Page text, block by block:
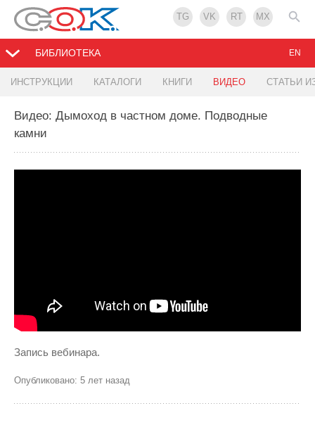
TG VK RT MX
БИБЛИОТЕКА
ИНСТРУКЦИИ КАТАЛОГИ КНИГИ ВИДЕО СТАТЬИ
EN
Видео: Дымоход в частном доме. Подводные
камни
Запись вебинара.
Опубликовано: 5 лет назад